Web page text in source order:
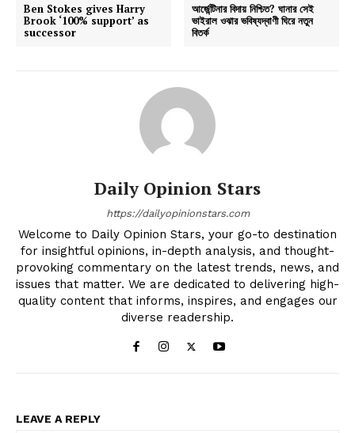
Ben Stokes gives Harry
Brook ‘100% support’ as
successor
আর্জেন্টিনার বিদায় নিশ্চিত? ঘানার সেই
ভাইরাল ওঝার ভবিষ্যদ্বাণী ঘিরে নতুন
বিতর্ক
Daily Opinion Stars
https://dailyopinionstars.com
Welcome to Daily Opinion Stars, your go-to destination
for insightful opinions, in-depth analysis, and thought-
provoking commentary on the latest trends, news, and
issues that matter. We are dedicated to delivering high-
quality content that informs, inspires, and engages our
diverse readership.
LEAVE A REPLY